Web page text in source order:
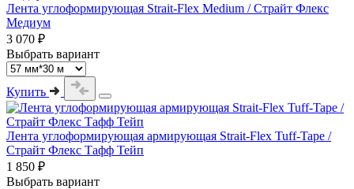
Лента углоформирующая Strait-Flex Medium / Страйт Флекс
Медиум
3 070 ₽
Выбрать вариант
Купить
Лента углоформирующая армирующая Strait-Flex Tuff-Tape /
Страйт Флекс Тафф Тейп
1 850 ₽
Выбрать вариант